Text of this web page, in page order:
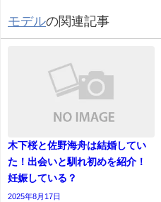
モデルの関連記事
木下桜と佐野海舟は結婚してい
た！出会いと馴れ初めを紹介！
妊娠している？
2025年8月17日